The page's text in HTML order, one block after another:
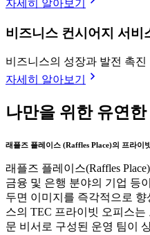
자세히 알아보기
비즈니스 컨시어지 서비
비즈니스의 성장과 발전 촉진
자세히 알아보기
나만을 위한 유연
래플즈 플레이스 (Raffles Place)의 프라이
래플즈 플레이스(Raffles
금융 및 은행 분야의 기업 등
두면 이미지를 즉각적으로 향
스의 TEC 프라이빗 오피스
문 비서로 구성된 운영 팀이